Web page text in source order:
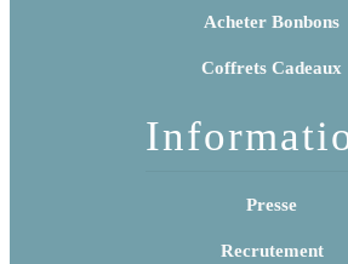
Acheter Bonbons
Coffrets Cadeaux
Presse
Recrutement